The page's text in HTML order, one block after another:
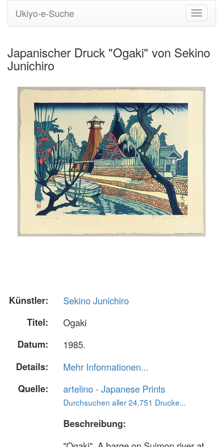
Ukiyo-e-Suche
Japanischer Druck "Ogaki" von Sekino
Junichiro
Künstler:
Sekino Junichiro
Titel:
Ogaki
Datum:
1985.
Details:
Mehr Informationen...
Quelle:
artelino - Japanese Prints
Durchsuchen aller 24.751 Drucke...
Beschreibung: